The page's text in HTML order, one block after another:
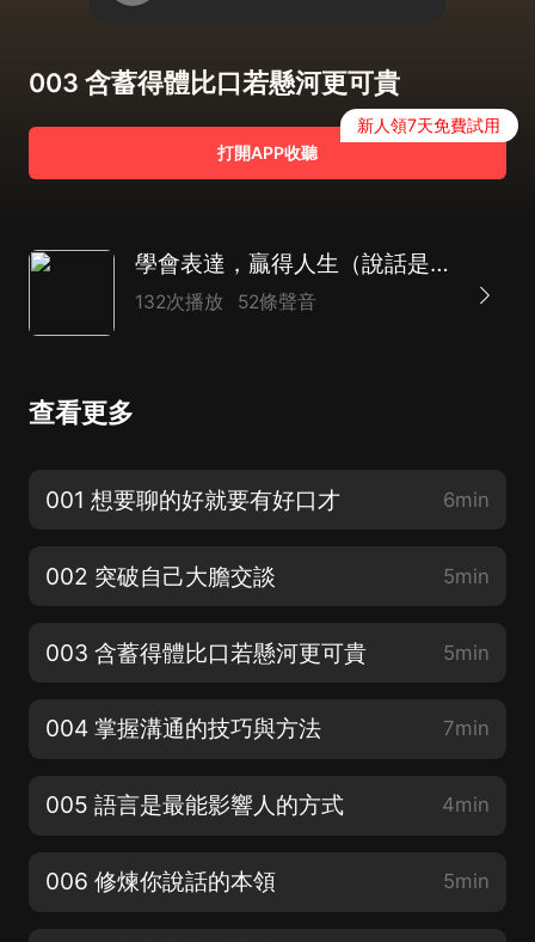
003 含蓄得體比口若懸河更可貴
打開APP收聽
新人領7天免費試用
學會表達，贏得人生（說話是一門學問，更是一門藝術）
132次播放 52條聲音
查看更多
001 想要聊的好就要有好口才 6min
002 突破自己大膽交談 5min
003 含蓄得體比口若懸河更可貴 5min
004 掌握溝通的技巧與方法 7min
005 語言是最能影響人的方式 4min
006 修煉你說話的本領 5min